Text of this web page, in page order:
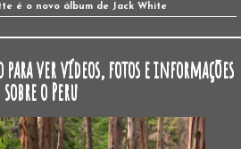
é o novo álbum de Jack White
para ver vídeos, fotos e informações
sobre o Peru